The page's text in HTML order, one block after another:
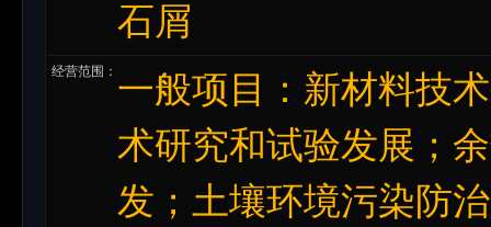
石屑
经营范围： 一般项目：新材料技
术研究和试验发展；
发；土壤环境污染防